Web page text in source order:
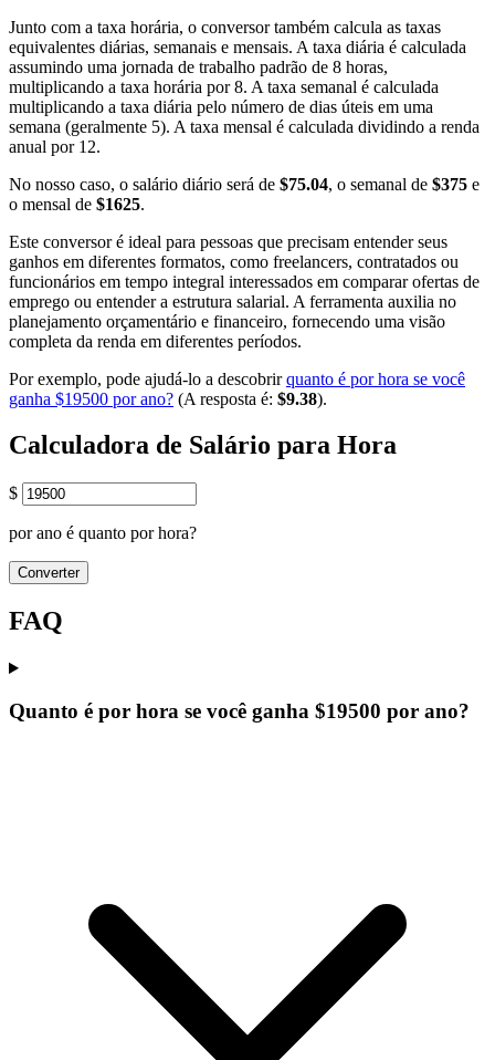
Junto com a taxa horária, o conversor também calcula as taxas
equivalentes diárias, semanais e mensais. A taxa diária é calculada
assumindo uma jornada de trabalho padrão de 8 horas,
multiplicando a taxa horária por 8. A taxa semanal é calculada
multiplicando a taxa diária pelo número de dias úteis em uma
semana (geralmente 5). A taxa mensal é calculada dividindo a renda
anual por 12.
No nosso caso, o salário diário será de $75.04, o semanal de $375 e
o mensal de $1625.
Este conversor é ideal para pessoas que precisam entender seus
ganhos em diferentes formatos, como freelancers, contratados ou
funcionários em tempo integral interessados em comparar ofertas de
emprego ou entender a estrutura salarial. A ferramenta auxilia no
planejamento orçamentário e financeiro, fornecendo uma visão
completa da renda em diferentes períodos.
Por exemplo, pode ajudá-lo a descobrirquanto é por hora se você
ganha $19500 por ano? (A resposta é: $9.38).
Calculadora de Salário para Hora
$
por ano é quanto por hora?
Converter
FAQ
Quanto é por hora se você ganha $19500 por ano?